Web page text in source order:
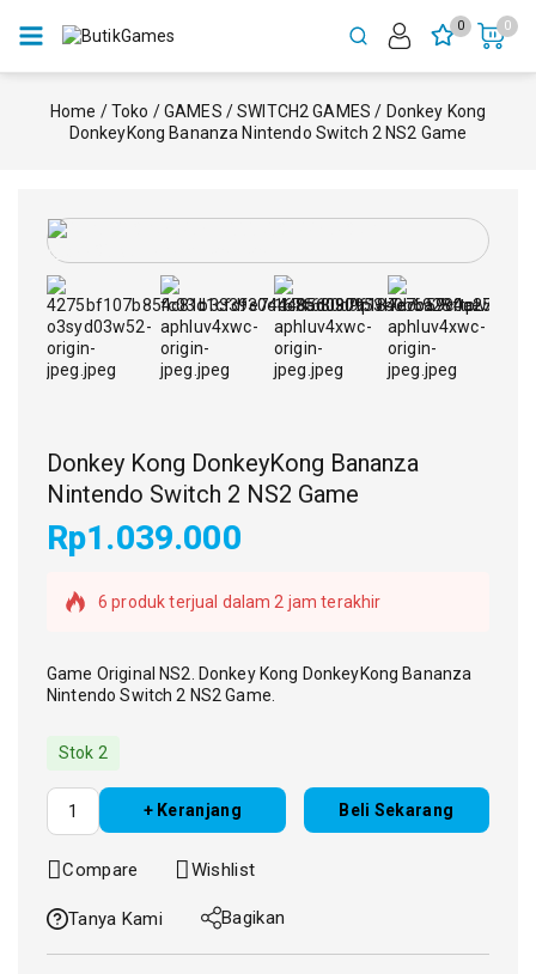
0 0
Home / Toko / GAMES /SWITCH2 GAMES / Donkey Kong
DonkeyKong Bananza Nintendo Switch 2 NS2 Game
Donkey Kong DonkeyKong Bananza
Nintendo Switch 2 NS2 Game
Rp1.039.000
6 produk terjual dalam 2 jam terakhir
dalam cart mereka
Game Original NS2. Donkey Kong DonkeyKong Bananza
Nintendo Switch 2 NS2 Game.
Stok 2
+ Keranjang Beli Sekarang
Compare Wishlist
Tanya Kami Bagikan